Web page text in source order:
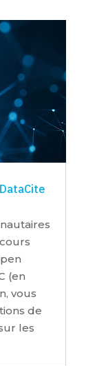
(en
vous
de
les